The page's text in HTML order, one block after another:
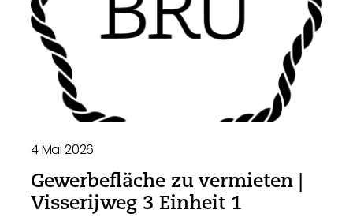
4 Mai 2026
Gewerbefläche zu vermieten |
Visserijweg 3 Einheit 1